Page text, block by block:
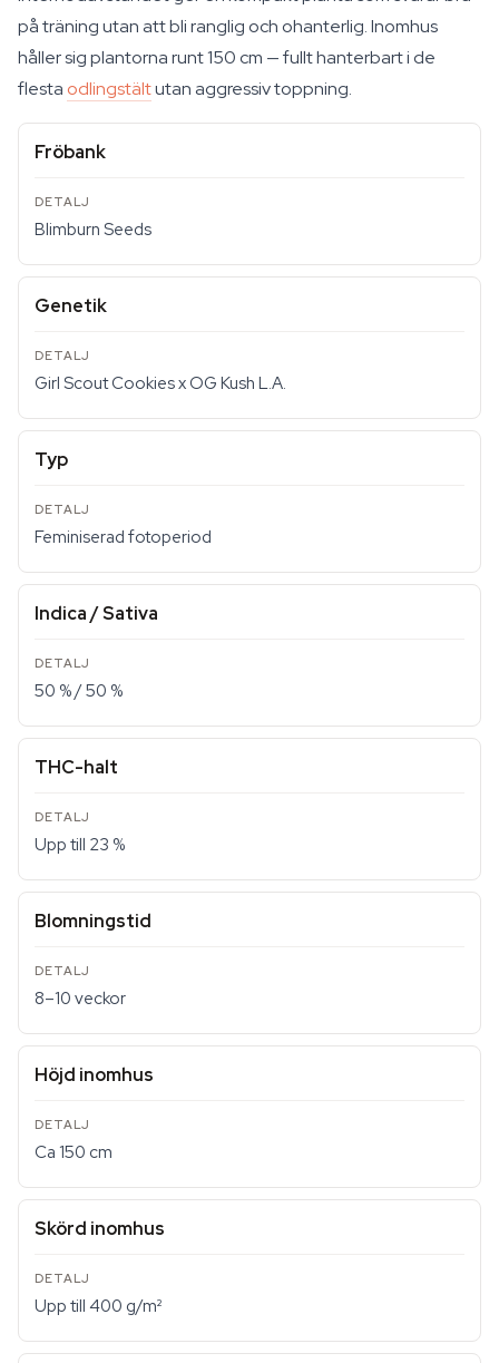
på träning utan att bli ranglig och ohanterlig. Inomhus
håller sig plantorna runt 150 cm — fullt hanterbart i de
flesta odlingstältutan aggressiv toppning.
Fröbank
Blimburn Seeds
Genetik
Girl Scout Cookies x OG Kush L.A.
Typ
Feminiserad fotoperiod
Indica / Sativa
50 % / 50 %
THC-halt
Upp till 23 %
Blomningstid
8–10 veckor
Höjd inomhus
Ca 150 cm
Skörd inomhus
Upp till 400 g/m²